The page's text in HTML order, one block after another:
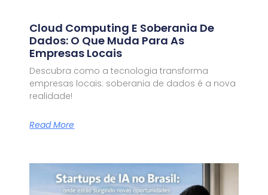
Cloud Computing E Soberania De
Dados: O Que Muda Para As
Empresas Locais
Descubra como a tecnologia transforma
empresas locais: soberania de dados é a nova
realidade!
Read More